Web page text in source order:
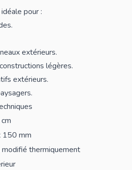
pour :
extérieurs.
légères.
extérieurs.
150 mm
modifié thermiquement